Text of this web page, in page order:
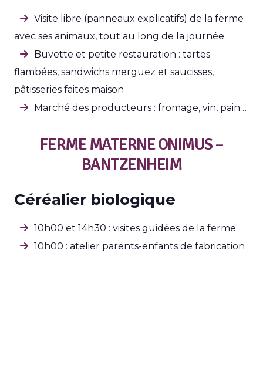
Visite libre (panneaux explicatifs) de la ferme
avec ses animaux, tout au long de la journée
Buvette et petite restauration : tartes
flambées, sandwichs merguez et saucisses,
pâtisseries faites maison
Marché des producteurs : fromage, vin, pain…
FERME MATERNE ONIMUS –
BANTZENHEIM
Céréalier biologique
10h00 et 14h30 : visites guidées de la ferme
10h00 : atelier parents-enfants de fabrication